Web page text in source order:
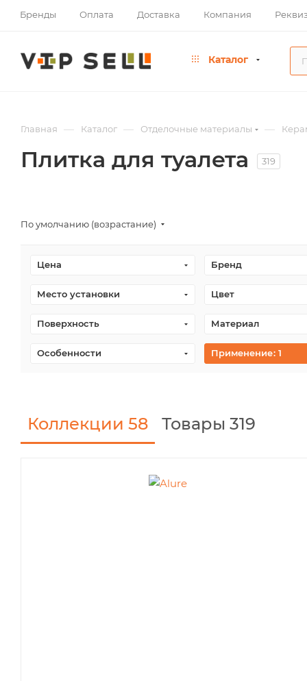
Бренды Оплата Доставка Компания
Каталог
Главная — Каталог — Отделочные материалы —
Плитка для туалета 319
По умолчанию (возрастание)
Цена Бренд
Место установки Цвет
Поверхность Материал
Особенности Применение: 1
Коллекции 58 Товары 319